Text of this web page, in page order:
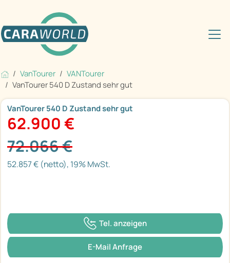
VanTourer
VANTourer
VanTourer 540 D Zustand sehr gut
VanTourer 540 D Zustand sehr gut
62.900 €
72.066 €
52.857 € (netto), 19% MwSt.
Tel. anzeigen
E-Mail Anfrage